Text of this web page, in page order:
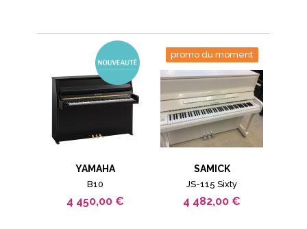
YAMAHA
B10
4 450,00 €
promo du moment
SAMICK
JS-115 Sixty
4 482,00 €